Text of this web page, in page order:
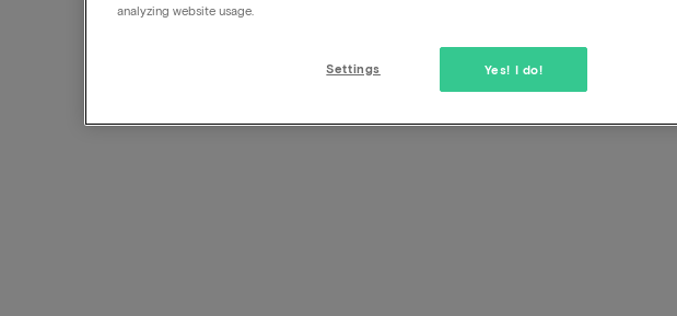
analyzing website usage.
Yes! I do!
Settings